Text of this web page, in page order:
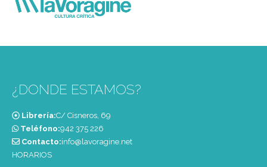
¿DONDE ESTAMOS?
Librería:C/ Cisneros, 69
Teléfono:‭942 375 226‬
Contacto:info@lavoragine.net
HORARIOS